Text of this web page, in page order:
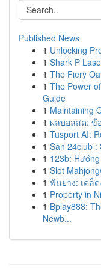
Published News
1 Unlocking
1 Shark P
1 The Fiery
1 The Power
Guide
1 Maintaining
1 ผลบอลสด: ข้
1 Tusport AI:
1 Sàn 24club :
1 123b:
1 Slot
1 ฟันยาง: เคล็
1 Property in
1 Bplay888:
Newb...